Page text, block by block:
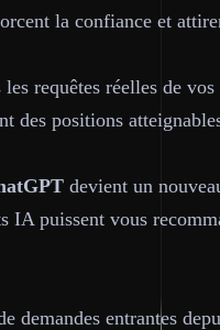
la confiance et
requêtes réelles de vos
des positions
devient un
IA puissent vous
demandes entrantes